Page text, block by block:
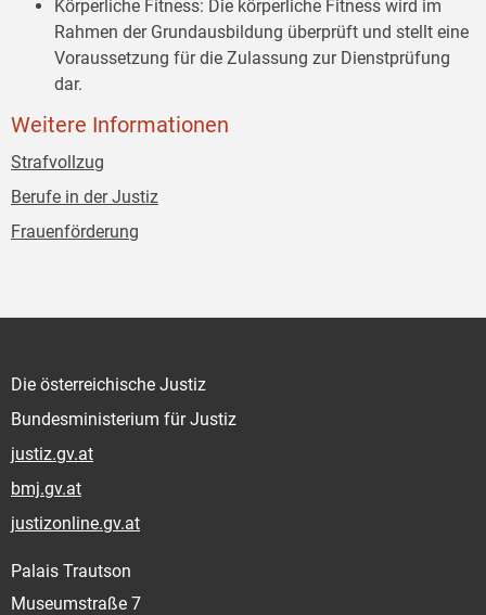
Körperliche Fitness: Die körperliche Fitness wird im
Rahmen der Grundausbildung überprüft und stellt eine
Voraussetzung für die Zulassung zur Dienstprüfung
dar.
Weitere Informationen
Strafvollzug
Berufe in der Justiz
Frauenförderung
Die österreichische Justiz
Bundesministerium für Justiz
justiz.gv.at
bmj.gv.at
justizonline.gv.at
Palais Trautson
Museumstraße 7